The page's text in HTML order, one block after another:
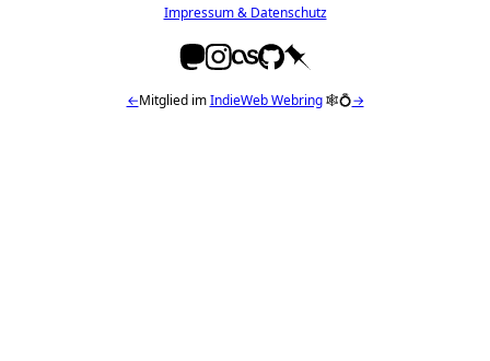
Impressum & Datenschutz
←Mitglied imIndieWeb Webring🕸💍→